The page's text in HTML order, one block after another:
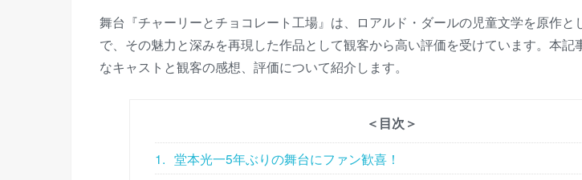
舞台『チャーリーとチョコレート工場』は、ロアルド・ダールの児童文学を原作と
で、その魅力と深みを再現した作品として観客から高い評価を受けています。本記
なキャストと観客の感想、評価について紹介します。
＜目次＞
1. 堂本光一5年ぶりの舞台にファン歓喜！